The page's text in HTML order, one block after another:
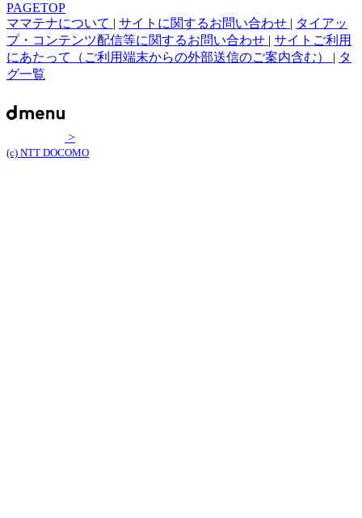
PAGETOP
ママテナについて | サイトに関するお問い合わせ | タイアッ
プ・コンテンツ配信等に関するお問い合わせ | サイトご利用
にあたって（ご利用端末からの外部送信のご案内含む） | タ
グ一覧
>
(c) NTT DOCOMO